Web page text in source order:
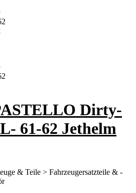
Dirty-
61-62 Jethelm
& Teile > Fahrzeugersatzteile & -